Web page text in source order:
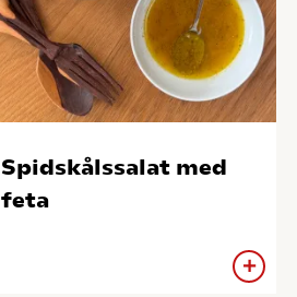
Spidskålssalat med
feta